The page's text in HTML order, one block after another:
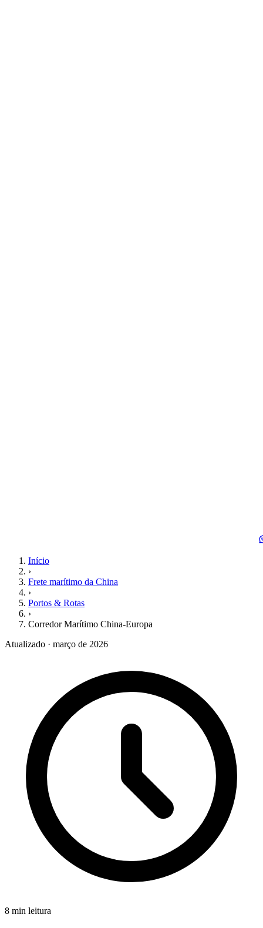
Início
›
Frete marítimo da China
›
Portos & Rotas
›
Corredor Marítimo China-Europa
Atualizado · março de 2026
8 min leitura